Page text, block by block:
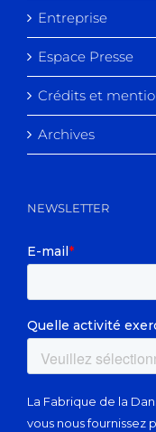
Entreprise
Espace Presse
Crédits et
Archives
NEWSLETTER